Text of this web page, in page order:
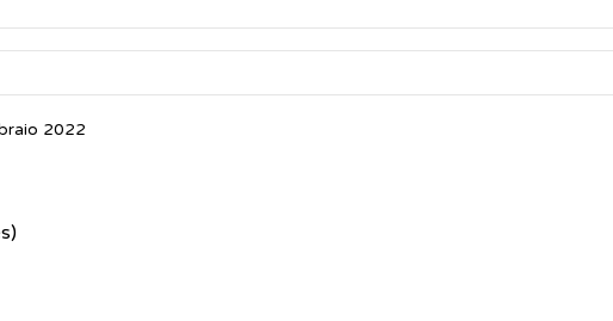
(HbA1c) è un esame molto semplice, non ha controindicazioni
effettuato in qualsiasi momento del giorno e non richiede
può tornare a svolgere le normali attività.
glicata (HbA1c) possono essere espressi in due modi:
2022